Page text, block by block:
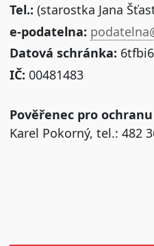
Tel.: (starostka Jana
e-podatelna:
Datová schránka:
IČ: 00481483
Pověřenec pro
Karel Pokorný, tel.: 482